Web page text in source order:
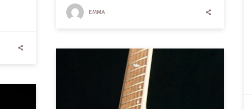
EMMA